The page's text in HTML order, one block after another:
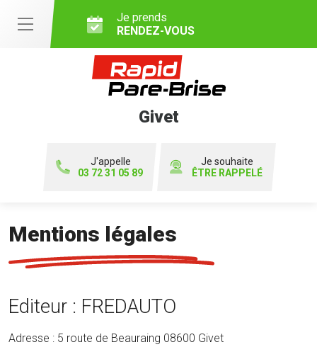
Je prends
RENDEZ-VOUS
Givet
J'appelle
03 72 31 05 89
Je souhaite
ÊTRE RAPPELÉ
Mentions légales
Editeur : FREDAUTO
Adresse : 5 route de Beauraing 08600 Givet